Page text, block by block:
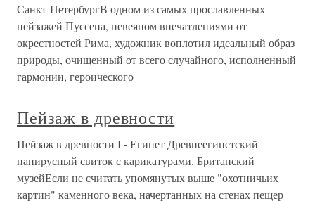
Санкт-ПетербургВ одном из самых прославленных
пейзажей Пуссена, невеяном впечатлениями от
окрестностей Рима, художник воплотил идеальный образ
природы, очищенный от всего случайного, исполненный
гармонии, героического
Пейзаж в древности
Пейзаж в древности I - Египет Древнеегипетский
папирусный свиток с карикатурами. Британский
музейЕсли не считать упомянутых выше "охотничьих
картин" каменного века, начертанных на стенах пещер